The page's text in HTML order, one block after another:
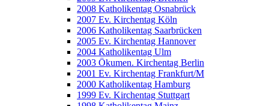
2008 Katholikentag Osnabrück
2007 Ev. Kirchentag Köln
2006 Katholikentag Saarbrücken
2005 Ev. Kirchentag Hannover
2004 Katholikentag Ulm
2003 Ökumen. Kirchentag Berlin
2001 Ev. Kirchentag Frankfurt/M
2000 Katholikentag Hamburg
1999 Ev. Kirchentag Stuttgart